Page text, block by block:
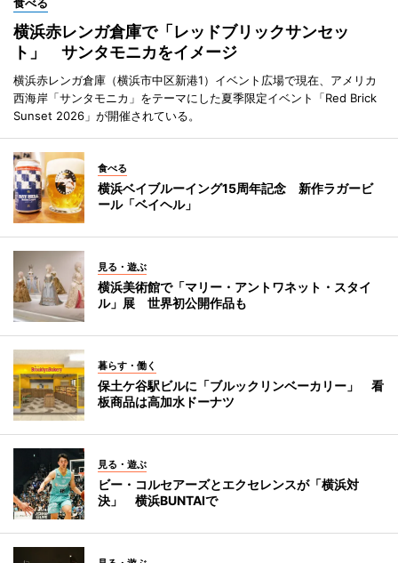
横浜赤レンガ倉庫で「レッドブリックサンセッ
ト」 サンタモニカをイメージ
横浜赤レンガ倉庫（横浜市中区新港1）イベント広場で現在、アメリカ
西海岸「サンタモニカ」をテーマにした夏季限定イベント「Red Brick
Sunset 2026」が開催されている。
食べる
横浜ベイブルーイング15周年記念 新作ラガービ
ール「ベイヘル」
見る・遊ぶ
横浜美術館で「マリー・アントワネット・スタイ
ル」展 世界初公開作品も
暮らす・働く
保土ケ谷駅ビルに「ブルックリンベーカリー」 看
板商品は高加水ドーナツ
見る・遊ぶ
ビー・コルセアーズとエクセレンスが「横浜対
決」 横浜BUNTAIで